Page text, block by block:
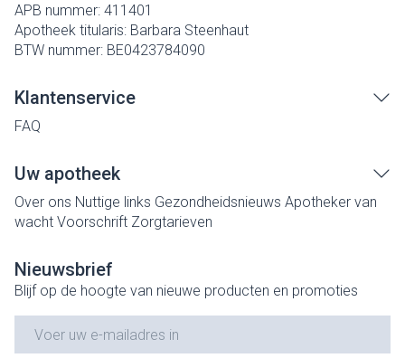
APB nummer: 411401
Apotheek titularis: Barbara Steenhaut
BTW nummer: BE0423784090
Klantenservice
FAQ
Uw apotheek
Over ons Nuttige links Gezondheidsnieuws Apotheker van
wacht Voorschrift Zorgtarieven
Nieuwsbrief
Blijf op de hoogte van nieuwe producten en promoties